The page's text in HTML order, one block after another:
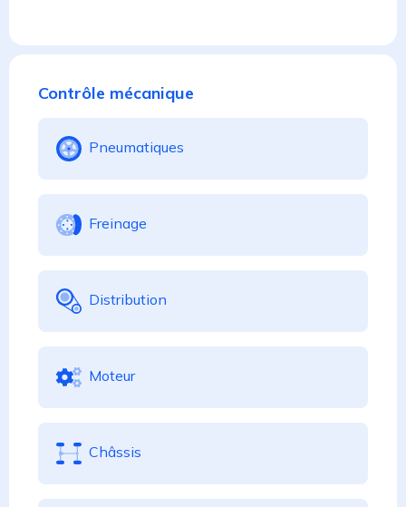
Contrôle mécanique
Pneumatiques
Freinage
Distribution
Moteur
Châssis